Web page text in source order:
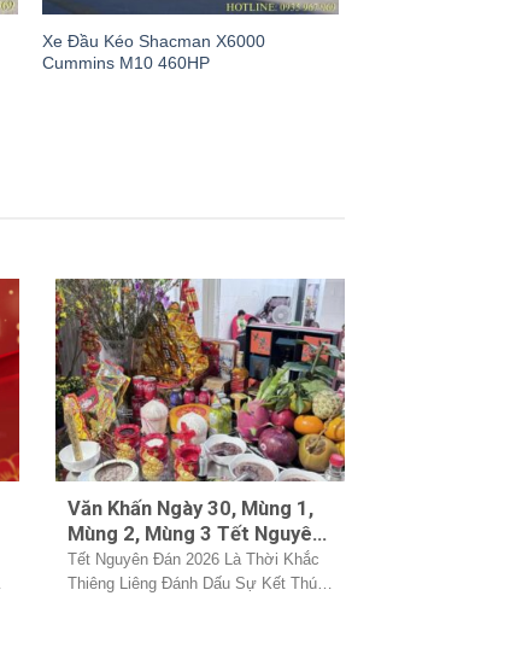
Xe Đầu Kéo Shacman X6000
Cummins M10 460HP
Văn Khấn Ngày 30, Mùng 1,
Mùng 2, Mùng 3 Tết Nguyên
Đán 2026
Tết Nguyên Đán 2026 Là Thời Khắc
Thiêng Liêng Đánh Dấu Sự Kết Thúc